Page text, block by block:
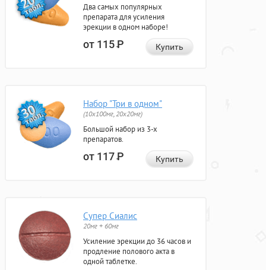
Два самых популярных
препарата для усиления
эрекции в одном наборе!
от 115Р Купить
Набор "Три в одном"
(10x100мг, 20x20мг)
Большой набор из 3-х
препаратов.
от 117Р Купить
Супер Сиалис
20мг + 60мг
Усиление эрекции до 36 часов и
продление полового акта в
одной таблетке.